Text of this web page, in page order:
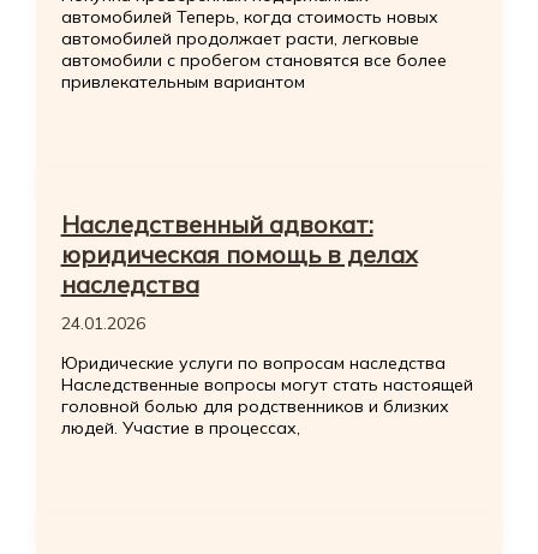
автомобилей Теперь, когда стоимость новых
автомобилей продолжает расти, легковые
автомобили с пробегом становятся все более
привлекательным вариантом
Наследственный адвокат:
юридическая помощь в делах
наследства
24.01.2026
Юридические услуги по вопросам наследства
Наследственные вопросы могут стать настоящей
головной болью для родственников и близких
людей. Участие в процессах,